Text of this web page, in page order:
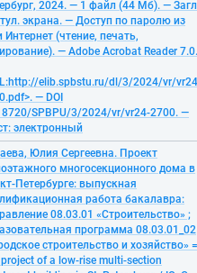
2024. — 1 файл (44 Мб). —
экрана. — Доступ по паролю из
Интернет (чтение, печать,
— Adobe Acrobat Reader 7.0.
elib.spbstu.ru/dl/3/2024/vr/
— DOI
SPBPU/3/2024/vr/vr24-2700. —
электронный
Юлия Сергеевна. Проект
многосекционного дома в
Петербурге: выпускная
работа бакалавра:
08.03.01 «Строительство» ;
программа 08.03.01_02
строительство и хозяйство» =
of a low-rise multi-section